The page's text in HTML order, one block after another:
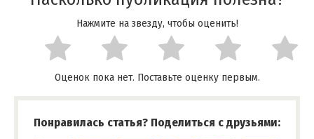
Нажмите на звезду, чтобы оценить!
Оценок пока нет. Поставьте оценку первым.
Понравилась статья? Поделиться с друзьями: